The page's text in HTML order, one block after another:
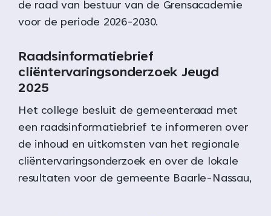
de raad van bestuur van de Grensacademie
voor de periode 2026-2030.
Raadsinformatiebrief
cliëntervaringsonderzoek Jeugd
2025
Het college besluit de gemeenteraad met
een raadsinformatiebrief te informeren over
de inhoud en uitkomsten van het regionale
cliëntervaringsonderzoek en over de lokale
resultaten voor de gemeente Baarle-Nassau,